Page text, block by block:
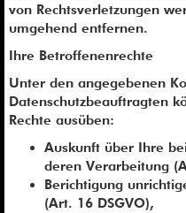
von Rechtsverletzungen
umgehend entfernen.
Ihre Betroffenenrechte
Unter den angegebenen
Datenschutzbeauftragten
Rechte ausüben:
Auskunft über Ihre
deren Verarbeitung
Berichtigung
(Art. 16 DSGVO),